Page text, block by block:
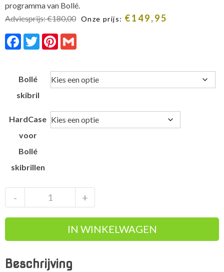
programma van Bollé.
Adviesprijs:€180,00 Onze prijs: €149,95
Facebook
TwitterPinterest
Bollé
skibril
HardCase
voor
Bollé
skibrillen
Eco
Torus
Sunrise
aantal
+
-
IN WINKELWAGEN
Beschrijving